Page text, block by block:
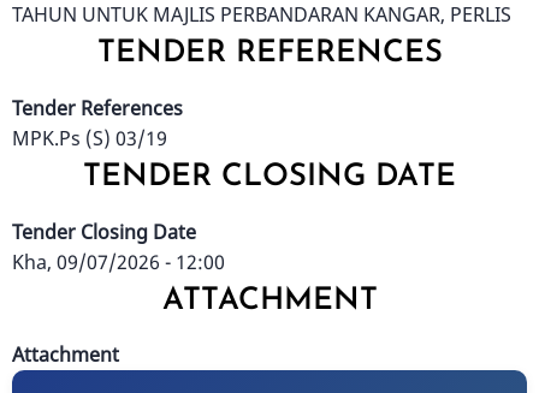
TAHUN UNTUK MAJLIS PERBANDARAN KANGAR, PERLIS
TENDER REFERENCES
Tender References
MPK.Ps (S) 03/19
TENDER CLOSING DATE
Tender Closing Date
Kha, 09/07/2026 - 12:00
ATTACHMENT
Attachment